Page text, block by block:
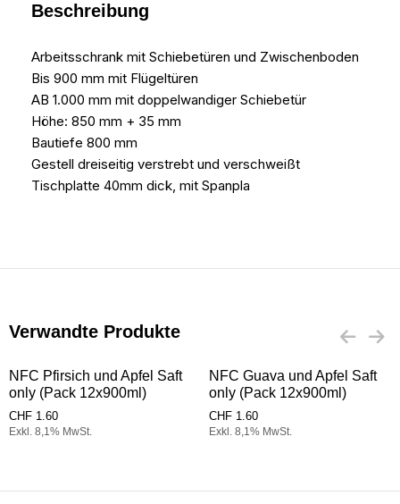
Beschreibung
Arbeitsschrank mit Schiebetüren und Zwischenboden
Bis 900 mm mit Flügeltüren
AB 1.000 mm mit doppelwandiger Schiebetür
Höhe: 850 mm + 35 mm
Bautiefe 800 mm
Gestell dreiseitig verstrebt und verschweißt
Tischplatte 40mm dick, mit Spanpla
Verwandte Produkte
NFC Pfirsich und Apfel Saft
only (Pack 12x900ml)
CHF 1.60
Exkl. 8,1% MwSt.
NFC Guava und Apfel Saft
only (Pack 12x900ml)
CHF 1.60
Exkl. 8,1% MwSt.